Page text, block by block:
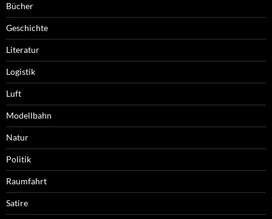
Bücher
Geschichte
Literatur
Logistik
Luft
Modellbahn
Natur
Politik
Raumfahrt
Satire